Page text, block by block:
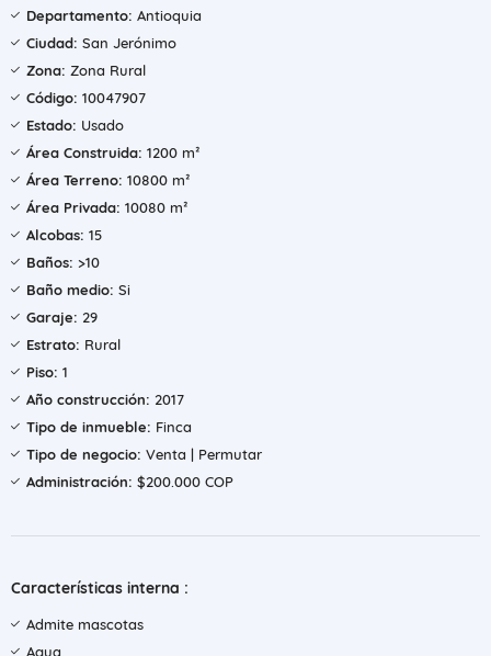
Departamento: Antioquia
Ciudad: San Jerónimo
Zona: Zona Rural
Código: 10047907
Estado: Usado
Área Construida: 1200 m²
Área Terreno: 10800 m²
Área Privada: 10080 m²
Alcobas: 15
Baños: >10
Baño medio: Si
Garaje: 29
Estrato: Rural
Piso: 1
Año construcción: 2017
Tipo de inmueble: Finca
Tipo de negocio: Venta | Permutar
Administración: $200.000 COP
Características interna :
Admite mascotas
Agua